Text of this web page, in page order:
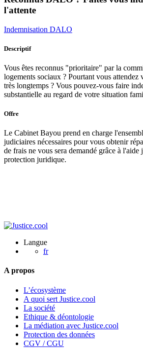
l'attente
Indemnisation DALO
Descriptif
Vous êtes reconnus "prioritaire" par la
logements sociaux ? Pourtant vous attendez
très longtemps ? Vous pouvez-vous faire
substantielle au regard de votre situation
Offre
Le Cabinet Bayou prend en charge
judiciaires nécessaires pour vous obtenir
de frais ne vous sera demandé grâce à
protection juridique.
Langue
fr
A propos
L’écosystème
A quoi sert Justice.cool
La société
Ethique & déontologie
La médiation avec Justice.cool
Protection des données
CGV / CGU